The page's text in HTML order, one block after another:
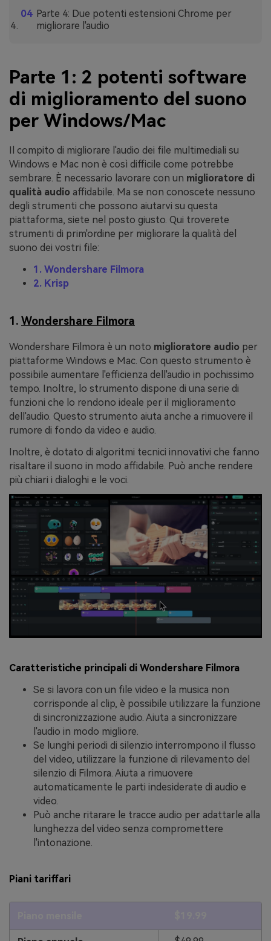
Parte 4: Due potenti estensioni Chrome per
migliorare l'audio
Parte 1: 2 potenti software
di miglioramento del suono
per Windows/Mac
Il compito di migliorare l'audio dei file multimediali su
Windows e Mac non è così difficile come potrebbe
sembrare. È necessario lavorare con un miglioratore di
qualità audio affidabile. Ma se non conoscete nessuno
degli strumenti che possono aiutarvi su questa
piattaforma, siete nel posto giusto. Qui troverete
strumenti di prim'ordine per migliorare la qualità del
suono dei vostri file:
1. Wondershare Filmora
2. Krisp
1. Wondershare Filmora
Wondershare Filmora è un noto miglioratore audio per
piattaforme Windows e Mac. Con questo strumento è
possibile aumentare l'efficienza dell'audio in pochissimo
tempo. Inoltre, lo strumento dispone di una serie di
funzioni che lo rendono ideale per il miglioramento
dell'audio. Questo strumento aiuta anche a rimuovere il
rumore di fondo da video e audio.
Inoltre, è dotato di algoritmi tecnici innovativi che fanno
risaltare il suono in modo affidabile. Può anche rendere
più chiari i dialoghi e le voci.
Caratteristiche principali di Wondershare Filmora
Se si lavora con un file video e la musica non
corrisponde al clip, è possibile utilizzare la funzione
di sincronizzazione audio. Aiuta a sincronizzare
l'audio in modo migliore.
Se lunghi periodi di silenzio interrompono il flusso
del video, utilizzare la funzione di rilevamento del
silenzio di Filmora. Aiuta a rimuovere
automaticamente le parti indesiderate di audio e
video.
Può anche ritarare le tracce audio per adattarle alla
lunghezza del video senza compromettere
l'intonazione.
Piani tariffari